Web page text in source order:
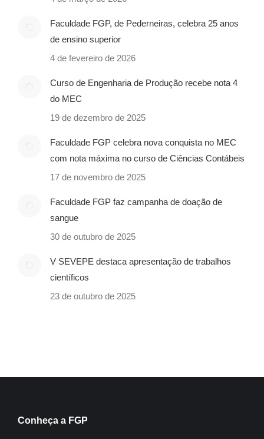
Faculdade FGP, de Pederneiras, celebra 25 anos
de ensino superior
4 de fevereiro de 2026
Curso de Engenharia de Produção recebe nota 4
do MEC
19 de dezembro de 2025
Faculdade FGP celebra nova conquista no MEC
com nota máxima no curso de Ciências Contábeis
17 de novembro de 2025
Faculdade FGP faz campanha de doação de
sangue
30 de outubro de 2025
V SEVEPE destaca apresentação de trabalhos
científicos
23 de outubro de 2025
Conheça a FGP